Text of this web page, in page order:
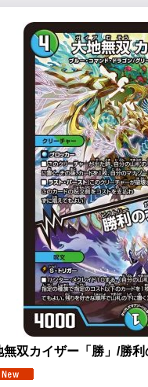
無双カイザー「勝」/勝